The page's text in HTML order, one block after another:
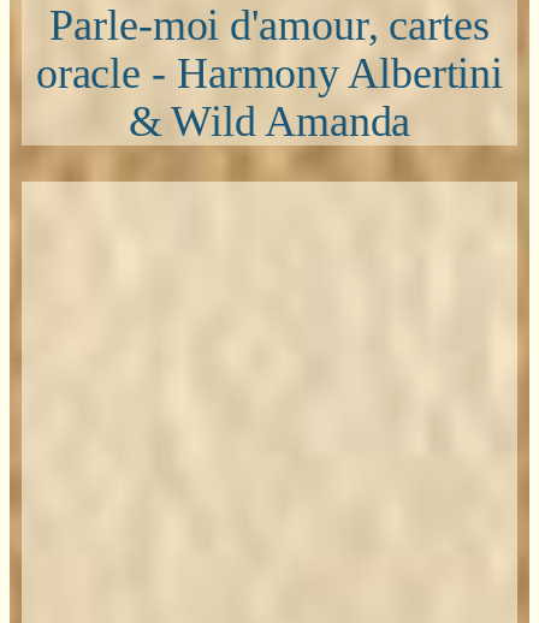
Parle-moi d'amour, cartes
oracle - Harmony Albertini
& Wild Amanda